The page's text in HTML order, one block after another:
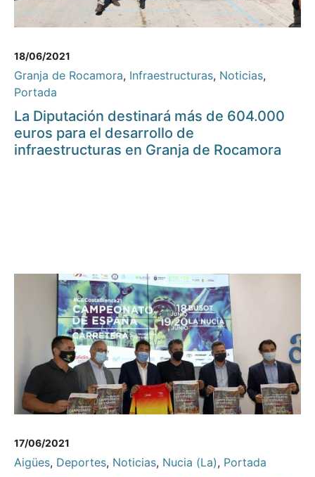
18/06/2021
Granja de Rocamora, Infraestructuras, Noticias,
Portada
La Diputación destinará más de 604.000
euros para el desarrollo de
infraestructuras en Granja de Rocamora
17/06/2021
Aigües, Deportes, Noticias, Nucia (La), Portada